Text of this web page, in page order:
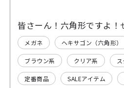
皆さーん！六角形ですよ！
メガネ ヘキサゴン（六角形）
ブラウン系 クリア系
定番商品 SALEアイテム